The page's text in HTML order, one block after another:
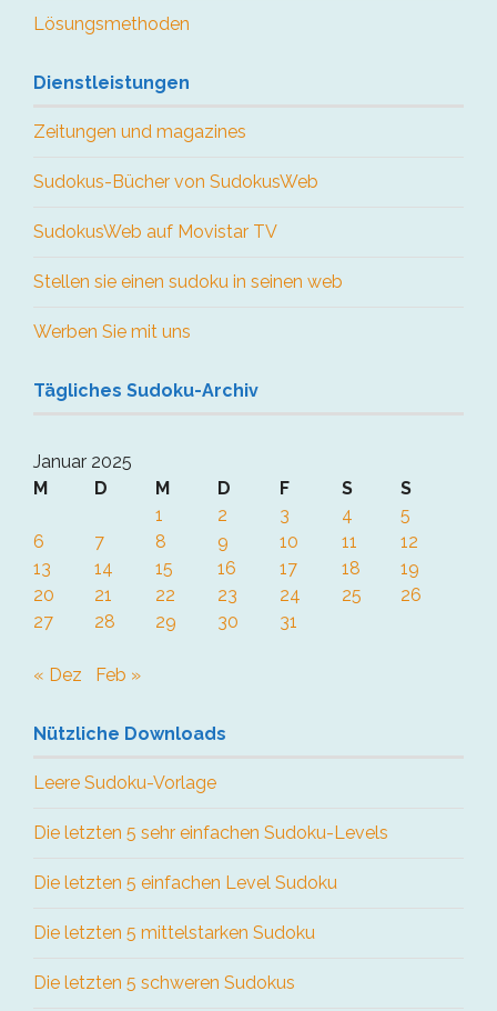
Lösungsmethoden
Dienstleistungen
Zeitungen und magazines
Sudokus-Bücher von SudokusWeb
SudokusWeb auf Movistar TV
Stellen sie einen sudoku in seinen web
Werben Sie mit uns
Tägliches Sudoku-Archiv
Januar 2025
M
D M D F S
S
1
2 3 4
5
6
7 8 9 10 11
12
13
14 15 16 17 18
19
20
21 22 23 24 25
26
27
28 29 30 31
« Dez Feb »
Nützliche Downloads
Leere Sudoku-Vorlage
Die letzten 5 sehr einfachen Sudoku-Levels
Die letzten 5 einfachen Level Sudoku
Die letzten 5 mittelstarken Sudoku
Die letzten 5 schweren Sudokus